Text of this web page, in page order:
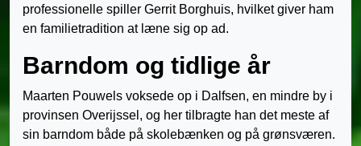
professionelle spiller Gerrit Borghuis, hvilket giver ham
en familietradition at læne sig op ad.
Barndom og tidlige år
Maarten Pouwels voksede op i Dalfsen, en mindre by i
provinsen Overijssel, og her tilbragte han det meste af
sin barndom både på skolebænken og på grønsværen.